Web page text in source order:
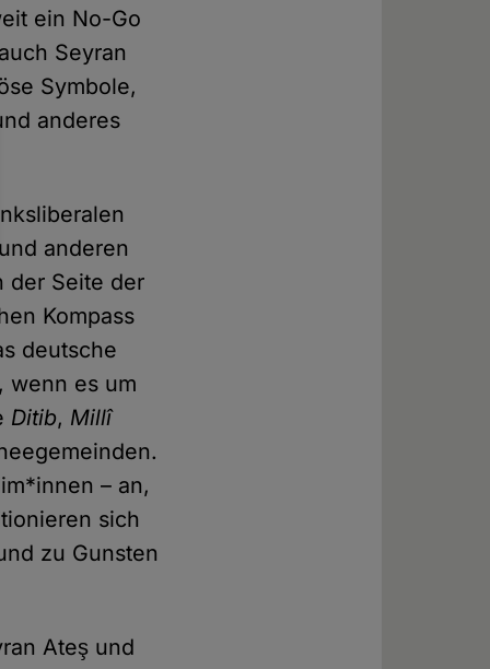
ein No-Go
Seyran
Symbole,
anderes
anderen
der Seite der
Kompass
deutsche
wenn es um
Ditib, Millî
– an,
sich
zu Gunsten
Ateş und